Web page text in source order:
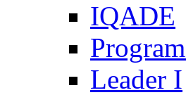
IQADE
Leader I